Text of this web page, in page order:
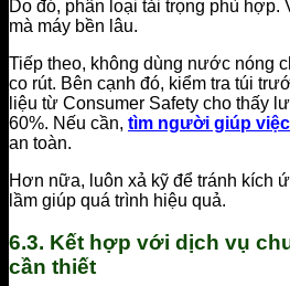
Do đó, phân loại tải trọng phù hợp.
mà máy bền lâu.
Tiếp theo, không dùng nước nóng
co rút. Bên cạnh đó, kiểm tra túi
liệu từ Consumer Safety cho thấy
60%. Nếu cần, tìm người giúp
an toàn.
Hơn nữa, luôn xả kỹ để tránh kích
lầm giúp quá trình hiệu quả.
6.3. Kết hợp với dịch vụ
cần thiết